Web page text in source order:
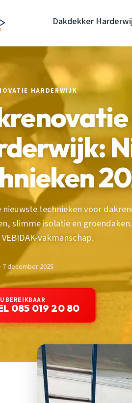
Dakdekker
HARDERWIJK
technieken voor
slimme isolatie en
vakmanschap.
· 7 december 2025
BEREIKBAAR
085 019 20 80